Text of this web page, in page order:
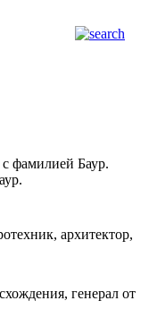
фамилией Баур.
архитектор,
генерал от